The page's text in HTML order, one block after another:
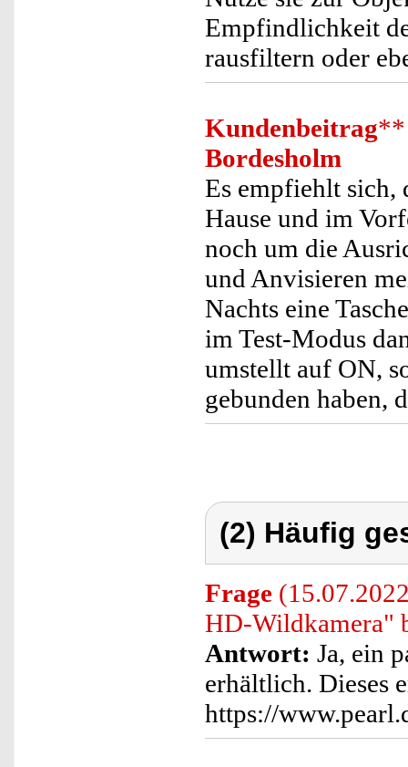
Empfindlichkeit
rausfiltern oder
Kundenbeitrag**
Bordesholm
Es empfiehlt sich,
Hause und im
noch um die
und Anvisieren
Nachts eine
im Test-Modus
umstellt auf ON,
gebunden haben,
(2) Häufig
Frage
HD-Wildkamera"
Antwort: Ja, ein
erhältlich. Dieses
https://